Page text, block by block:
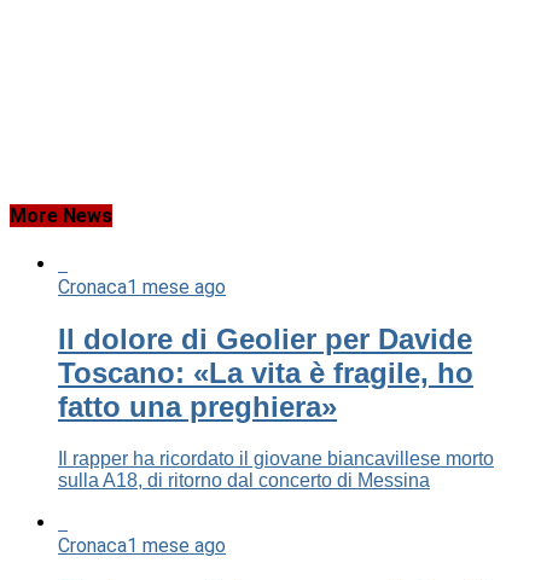
More News
Cronaca1 mese ago
Il dolore di Geolier per Davide
Toscano: «La vita è fragile, ho
fatto una preghiera»
Il rapper ha ricordato il giovane biancavillese morto
sulla A18, di ritorno dal concerto di Messina
Cronaca1 mese ago